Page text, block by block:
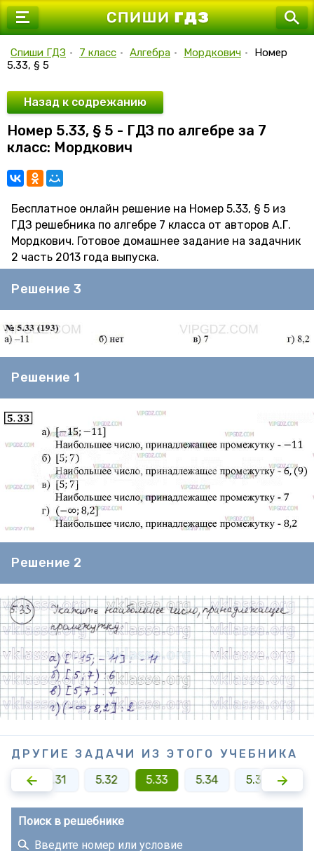
7 класс
9 класс
10 класс
11 класс
Спиши ГДЗ • 7 класс • Алгебра • Мордкович •
Номер
5.33, § 5
Назад к содрежанию
Номер 5.33, § 5 - ГДЗ по алгебре за 7
класс: Мордкович
Бесплатное онлайн решение на Номер 5.33, § 5 из
ГДЗ решебника по алгебре 7 класса от авторов А.Г.
Мордкович. Готовое домашнее задание на задачник
2 часть 2013 года выпуска.
Решение 3
Решение 1
Решение 2
ДРУГИЕ ЗАДАЧИ ИЗ ЭТОГО УЧЕБНИКА
5.31 5.32 5.33 5.34 5.35
Поиск в решебнике